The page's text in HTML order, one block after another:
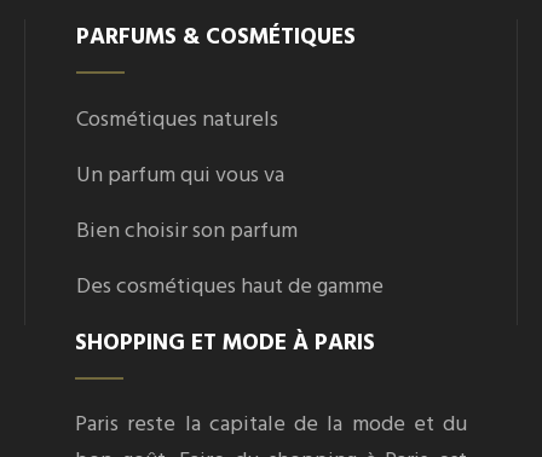
PARFUMS & COSMÉTIQUES
Cosmétiques naturels
Un parfum qui vous va
Bien choisir son parfum
Des cosmétiques haut de gamme
SHOPPING ET MODE À PARIS
Paris reste la capitale de la mode et du